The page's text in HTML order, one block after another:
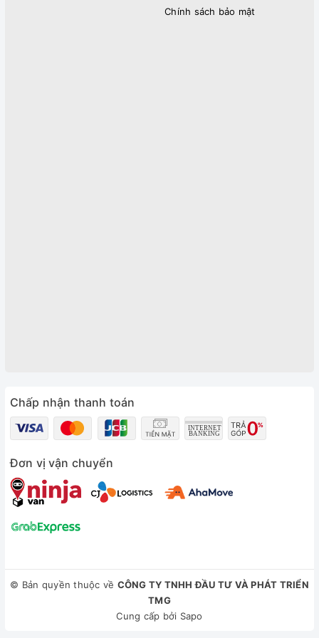
Chính sách bảo mật
Chấp nhận thanh toán
Đơn vị vận chuyển
© Bản quyền thuộc về CÔNG TY TNHH ĐẦU TƯ VÀ PHÁT TRIỂN
TMG
Cung cấp bởi Sapo